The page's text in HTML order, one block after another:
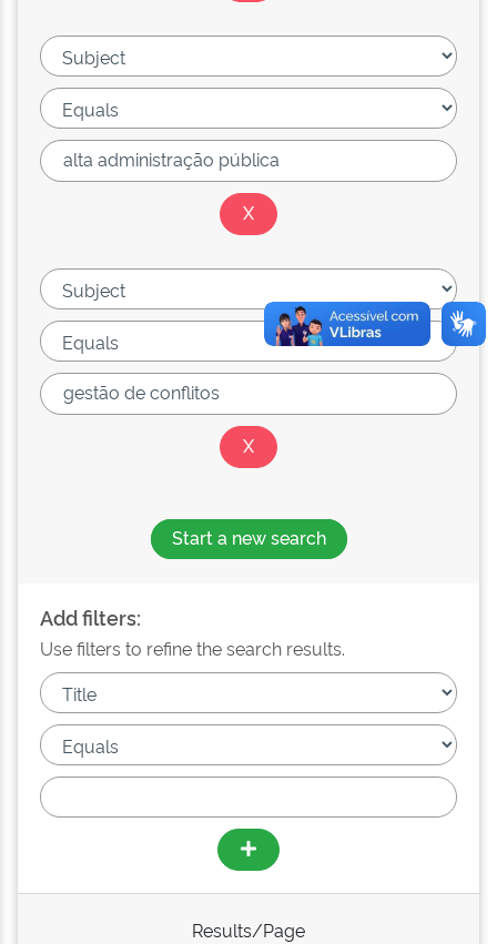
Start a new search
Add filters:
Use filters to refine the search results.
Results/Page